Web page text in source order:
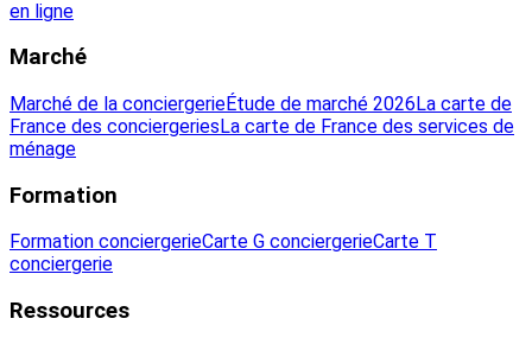
en ligne
Marché
Marché de la conciergerieÉtude de marché 2026La carte de
France des conciergeriesLa carte de France des services de
ménage
Formation
Formation conciergerieCarte G conciergerieCarte T
conciergerie
Ressources